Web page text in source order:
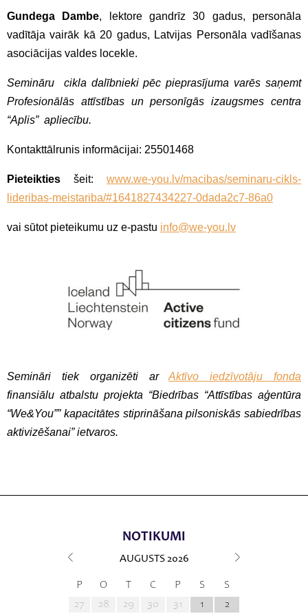
Gundega Dambe, lektore gandrīz 30 gadus, personāla
vadītāja vairāk kā 20 gadus, Latvijas Personāla vadīšanas
asociācijas valdes locekle.
Semināru cikla dalībnieki pēc pieprasījuma varēs saņemt
Profesionālās attīstības un personīgās izaugsmes centra
“Aplis” apliecību.
Kontakttālrunis informācijai: 25501468
Pieteikties šeit: www.we-you.lv/macibas/seminaru-cikls-
lideribas-meistariba/#1641827434227-0dada2c7-86a0
vai sūtot pieteikumu uz e-pastu info@we-you.lv
Semināri tiek organizēti arAktīvo iedzīvotāju fonda
finansiālu atbalstu projekta “Biedrības “Attīstības aģentūra
“We&You”” kapacitātes stiprināšana pilsoniskās sabiedrības
aktivizēšanai” ietvaros.
NOTIKUMI
AUGUSTS 2026
P O T C P S
S
27
28 29 30 31 1 2